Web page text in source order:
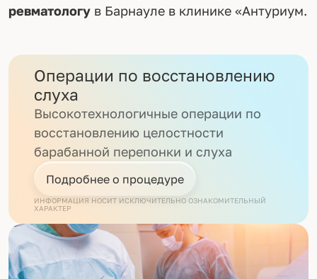
ревматологу в Барнауле в клинике «Антуриум.
Операции по восстановлению
слуха
Высокотехнологичные операции по
восстановлению целостности
барабанной перепонки и слуха
Подробнее о процедуре
ИНФОРМАЦИЯ НОСИТ ИСКЛЮЧИТЕЛЬНО ОЗНАКОМИТЕЛЬНЫЙ
ХАРАКТЕР